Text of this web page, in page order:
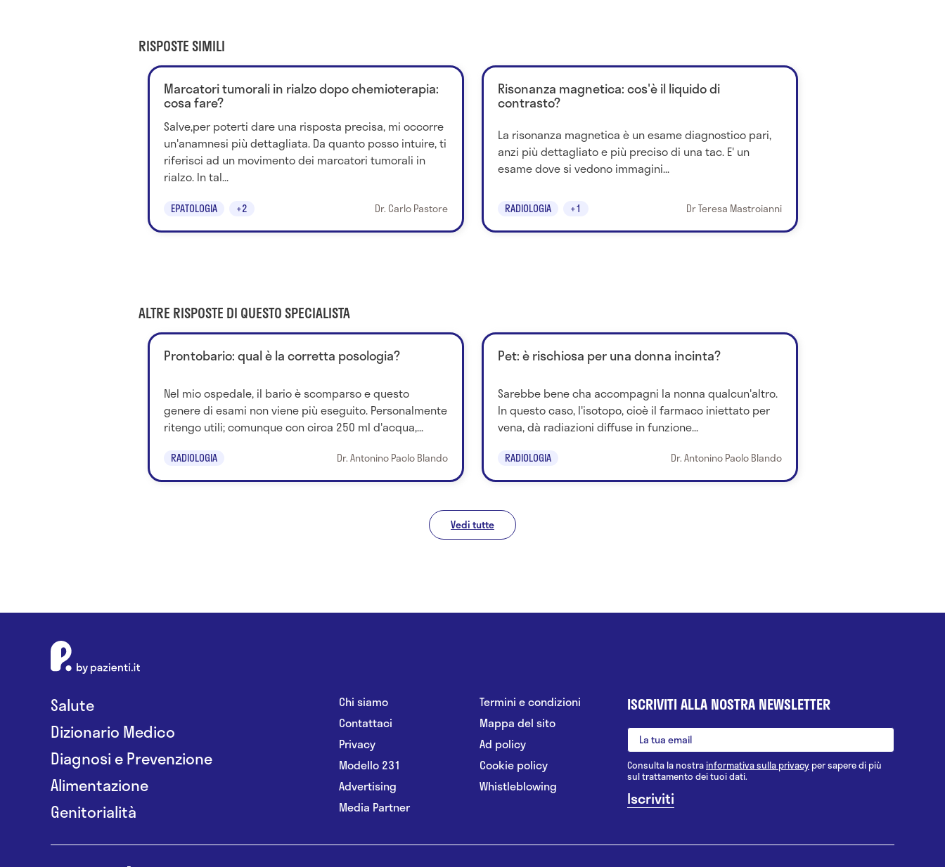
RISPOSTE SIMILI
Marcatori tumorali in rialzo dopo chemioterapia:
cosa fare?
Salve,per poterti dare una risposta precisa, mi occorre
un'anamnesi più dettagliata. Da quanto posso intuire, ti
riferisci ad un movimento dei marcatori tumorali in
rialzo. In tal...
EPATOLOGIA +2 Dr. Carlo Pastore
Risonanza magnetica: cos'è il liquido di
contrasto?
La risonanza magnetica è un esame diagnostico pari,
anzi più dettagliato e più preciso di una tac. E' un
esame dove si vedono immagini...
RADIOLOGIA +1 Dr Teresa Mastroianni
ALTRE RISPOSTE DI QUESTO SPECIALISTA
Prontobario: qual è la corretta posologia?
Nel mio ospedale, il bario è scomparso e questo
genere di esami non viene più eseguito. Personalmente
ritengo utili; comunque con circa 250 ml d'acqua,...
RADIOLOGIA Dr. Antonino Paolo Blando
Pet: è rischiosa per una donna incinta?
Sarebbe bene cha accompagni la nonna qualcun'altro.
In questo caso, l'isotopo, cioè il farmaco iniettato per
vena, dà radiazioni diffuse in funzione...
RADIOLOGIA Dr. Antonino Paolo Blando
Vedi tutte
Salute
Dizionario Medico
Diagnosi e Prevenzione
Alimentazione
Genitorialità
Chi siamo
Contattaci
Privacy
Modello 231
Advertising
Media Partner
Termini e condizioni
Mappa del sito
Ad policy
Cookie policy
Whistleblowing
ISCRIVITI ALLA NOSTRA NEWSLETTER
Consulta la nostrainformativa sulla privacy per sapere di più
sul trattamento dei tuoi dati.